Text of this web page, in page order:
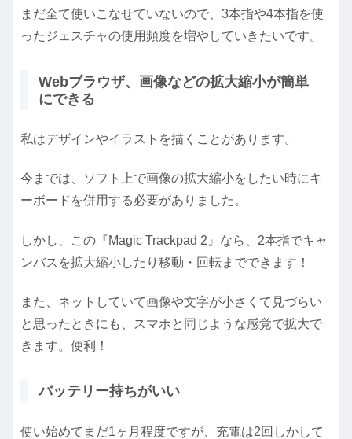
まだ全て使いこなせていないので、3本指や4本指を使
ったジェスチャの使用頻度を増やしていきたいです。
Webブラウザ、画像などの拡大縮小が簡単
にできる
私はデザインやイラストを描くことがあります。
今までは、ソフト上で画像の拡大縮小をしたい時にキ
ーボードを併用する必要がありました。
しかし、この『Magic Trackpad 2』なら、2本指でキャ
ンバスを拡大縮小したり移動・回転までできます！
また、ネットしていて画像や文字が小さくて見づらい
と思ったときにも、スマホと同じような感覚で拡大で
きます。便利！
バッテリー持ちがいい
使い始めてまだ1ヶ月程度ですが、充電は2回しかして